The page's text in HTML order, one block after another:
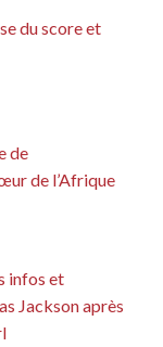
du score et
de
de l’Afrique
infos et
Jackson après